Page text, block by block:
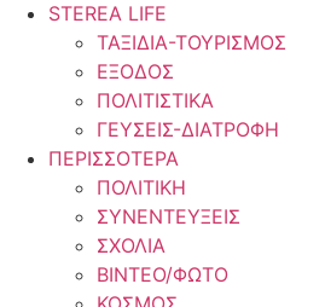
STEREA LIFE
ΤΑΞΙΔΙΑ-ΤΟΥΡΙΣΜΟΣ
ΕΞΟΔΟΣ
ΠΟΛΙΤΙΣΤΙΚΑ
ΓΕΥΣΕΙΣ-ΔΙΑΤΡΟΦΗ
ΠΕΡΙΣΣΟΤΕΡΑ
ΠΟΛΙΤΙΚΗ
ΣΥΝΕΝΤΕΥΞΕΙΣ
ΣΧΟΛΙΑ
ΒΙΝΤΕΟ/ΦΩΤΟ